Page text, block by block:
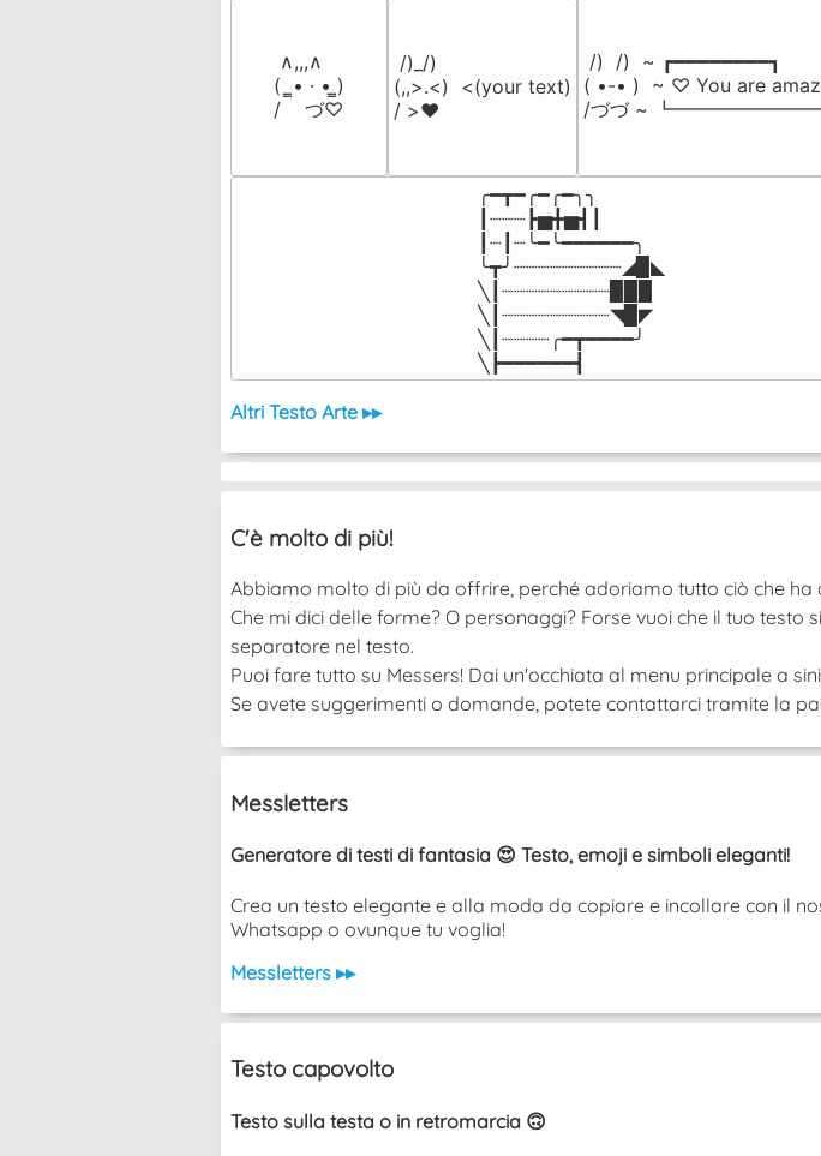
∧,,,∧
(  ̳• · • ̳)
/    づ♡
/)_/)
(,,>.<)  <(your text)
/ >❤️
/)  /)  ~ ┏━━━━━━━━┓
( •-• )  ~ ♡ You are
/づづ ~
╭━┳━╭━╭━╮╮
┃┈┈┈┣▅╋▅┫┃
┃┈┃┈╰━╰━━━━━━╮
╰┳╯┈┈┈┈┈┈┈┈┈◢▉◣
╲┃┈┈┈┈┈┈┈┈┈▉▉▉
╲┃┈┈┈┈┈┈┈┈┈◥▉◤
╲┃┈┈┈┈╭━┳━━━━╯
╲┣━━━━━━┫﻿
Altri Testo Arte ▸▸
C'è molto di più!
Abbiamo molto di più da offrire, perché adoriamo tutto ciò che ha
Che mi dici delle forme? O personaggi? Forse vuoi che il tuo
separatore nel testo.
Puoi fare tutto su Messers! Dai un'occhiata al menu principale a
Se avete suggerimenti o domande, potete contattarci tramite la
Messletters
Generatore di testi di fantasia 😍 Testo, emoji e simboli eleganti!
Crea un testo elegante e alla moda da copiare e incollare con il
Whatsapp o ovunque tu voglia!
Messletters ▸▸
Testo capovolto
Testo sulla testa o in retromarcia 🙃